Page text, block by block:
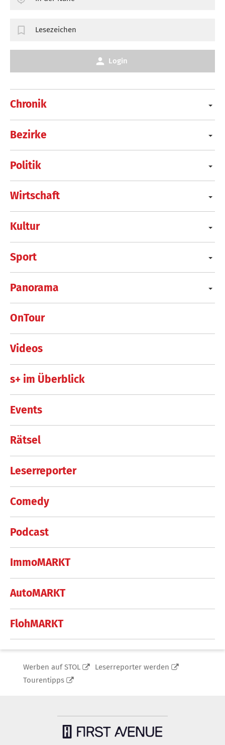
Chronik
Bezirke
Politik
Wirtschaft
Kultur
Sport
Panorama
OnTour
Videos
s+ im Überblick
Events
Rätsel
Leserreporter
Comedy
Podcast
ImmoMARKT
AutoMARKT
FlohMARKT
Lesezeichen
Login
Werben auf STOL
Leserreporter werden
Tourentipps